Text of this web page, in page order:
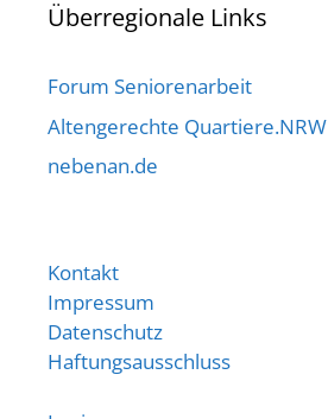
Überregionale Links
Forum Seniorenarbeit
Altengerechte Quartiere.NRW
nebenan.de
Kontakt
Impressum
Datenschutz
Haftungsausschluss